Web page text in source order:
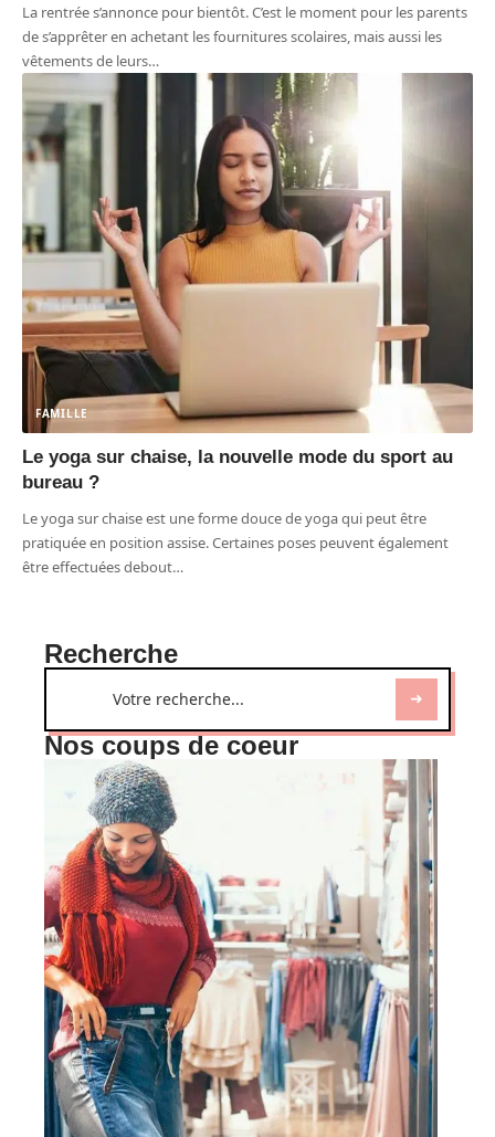
La rentrée s’annonce pour bientôt. C’est le moment pour les parents
de s’apprêter en achetant les fournitures scolaires, mais aussi les
vêtements de leurs…
FAMILLE
Le yoga sur chaise, la nouvelle mode du sport au
bureau ?
Le yoga sur chaise est une forme douce de yoga qui peut être
pratiquée en position assise. Certaines poses peuvent également
être effectuées debout…
Recherche
Nos coups de coeur